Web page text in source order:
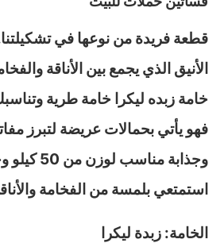
قطعة فريدة من نوعها في
الأنيق الذي يجمع بين الأناقة
خامة زبده ليكرا خامة طرية
فهو يأتي بحمالات عريضة لتبرز
استمتعي بلمسة من الفخامة
الخامة: زبدة ليكرا